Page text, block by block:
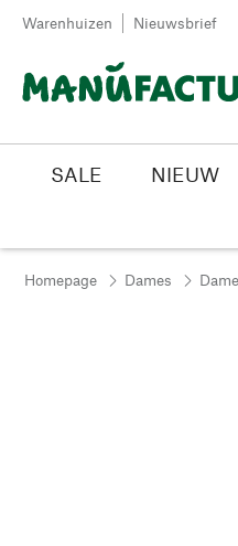
Passer au contenu
Warenhuizen Nieuwsbrief
SALE NIEUW
Homepage Dames